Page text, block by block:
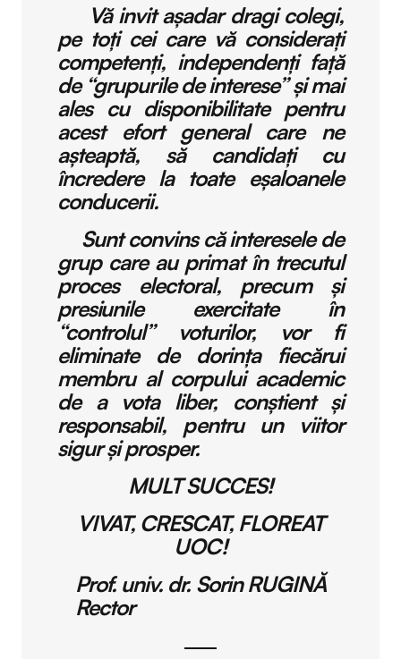
Vă invit așadar dragi colegi,
pe toți cei care vă considerați
competenți, independenți față
de “grupurile de interese” și mai
ales cu disponibilitate pentru
acest efort general care ne
așteaptă, să candidați cu
încredere la toate eșaloanele
conducerii.
Sunt convins că interesele de
grup care au primat în trecutul
proces electoral, precum și
presiunile exercitate în
“controlul” voturilor, vor fi
eliminate de dorința fiecărui
membru al corpului academic
de a vota liber, conștient și
responsabil, pentru un viitor
sigur și prosper.
MULT SUCCES!
VIVAT, CRESCAT, FLOREAT
UOC!
Prof. univ. dr. Sorin RUGINĂ
Rector